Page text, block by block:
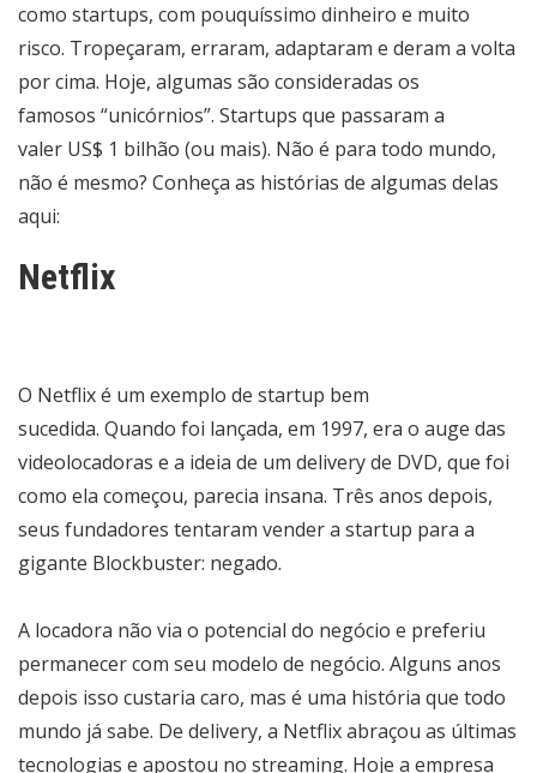
como startups, com pouquíssimo dinheiro e muito
risco. Tropeçaram, erraram, adaptaram e deram a volta
por cima. Hoje, algumas são consideradas os
famosos “unicórnios”. Startups que passaram a
valer US$ 1 bilhão (ou mais). Não é para todo mundo,
não é mesmo? Conheça as histórias de algumas delas
aqui:
Netflix
O Netflix é um exemplo de startup bem
sucedida. Quando foi lançada, em 1997, era o auge das
videolocadoras e a ideia de um delivery de DVD, que foi
como ela começou, parecia insana. Três anos depois,
seus fundadores tentaram vender a startup para a
gigante Blockbuster: negado.
A locadora não via o potencial do negócio e preferiu
permanecer com seu modelo de negócio. Alguns anos
depois isso custaria caro, mas é uma história que todo
mundo já sabe. De delivery, a Netflix abraçou as últimas
tecnologias e apostou no streaming. Hoje a empresa